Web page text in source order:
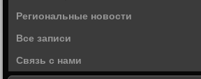
Региональные новости
Все записи
Связь с нами